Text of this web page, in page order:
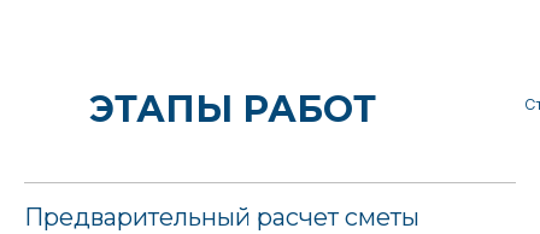
ЭТАПЫ РАБОТ
Предварительный расчет сметы